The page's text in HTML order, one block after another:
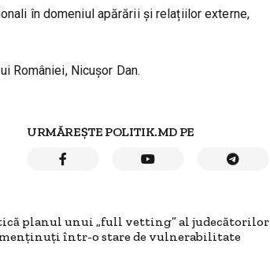
în domeniul apărării și relațiilor externe,
României, Nicușor Dan.
URMĂREȘTE POLITIK.MD PE
planul unui „full vetting” al judecătorilor
într-o stare de vulnerabilitate